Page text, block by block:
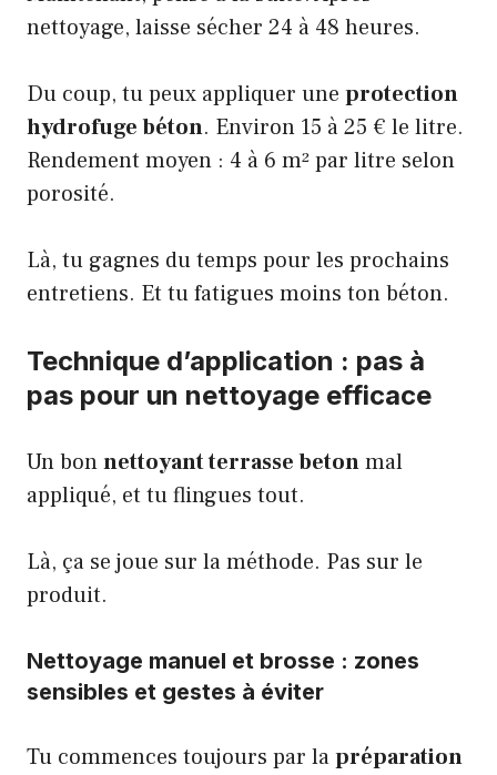
nettoyage, laisse sécher 24 à 48 heures.
Du coup, tu peux appliquer une protection
hydrofuge béton. Environ 15 à 25 € le litre.
Rendement moyen : 4 à 6 m² par litre selon
porosité.
Là, tu gagnes du temps pour les prochains
entretiens. Et tu fatigues moins ton béton.
Technique d’application : pas à
pas pour un nettoyage efficace
Un bonnettoyant terrasse betonmal
appliqué, et tu flingues tout.
Là, ça se joue sur la méthode. Pas sur le
produit.
Nettoyage manuel et brosse : zones
sensibles et gestes à éviter
Tu commences toujours par lapréparation